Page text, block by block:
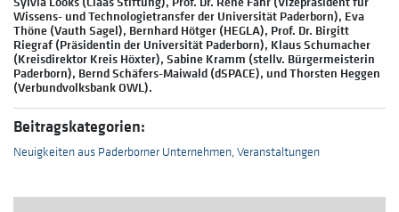
Wissens- und Technologietransfer der Universität Paderborn), Eva
Thöne (Vauth Sagel), Bernhard Hötger (HEGLA), Prof. Dr. Birgitt
Riegraf (Präsidentin der Universität Paderborn), Klaus Schumacher
(Kreisdirektor Kreis Höxter), Sabine Kramm (stellv. Bürgermeisterin
Paderborn), Bernd Schäfers-Maiwald (dSPACE), und Thorsten Heggen
(Verbundvolksbank OWL).
Beitragskategorien:
Neuigkeiten aus Paderborner Unternehmen,Veranstaltungen